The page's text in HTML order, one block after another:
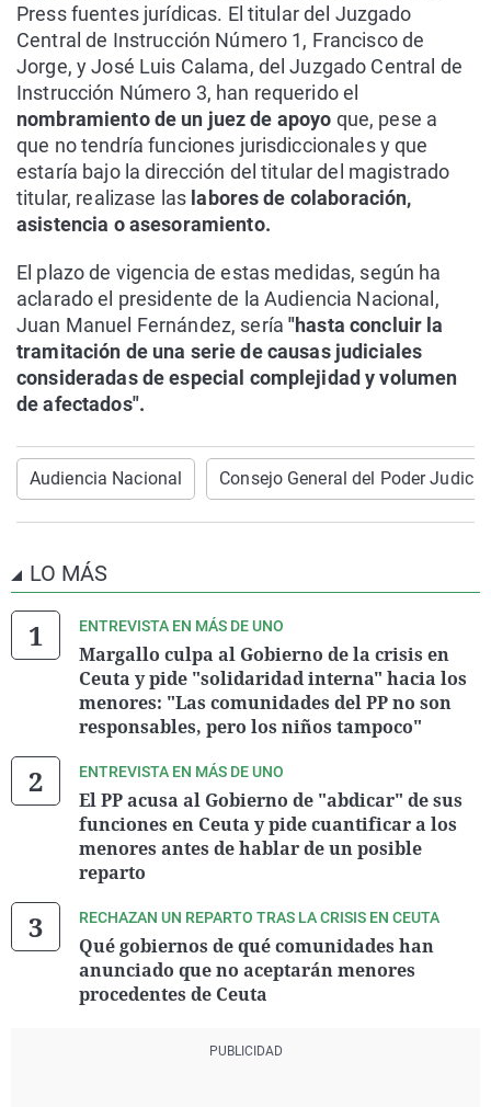
Press fuentes jurídicas. El titular del Juzgado
Central de Instrucción Número 1, Francisco de
Jorge, y José Luis Calama, del Juzgado Central de
Instrucción Número 3, han requerido el
nombramiento de un juez de apoyo que, pese a
que no tendría funciones jurisdiccionales y que
estaría bajo la dirección del titular del magistrado
titular, realizase las labores de colaboración,
asistencia o asesoramiento.
El plazo de vigencia de estas medidas, según ha
aclarado el presidente de la Audiencia Nacional,
Juan Manuel Fernández, sería"hasta concluir la
tramitación de una serie de causas judiciales
consideradas de especial complejidad y volumen
de afectados".
Audiencia Nacional Consejo General del Poder
LO MÁS
ENTREVISTA EN MÁS DE UNO
Margallo culpa al Gobierno de la crisis en
Ceuta y pide "solidaridad interna" hacia los
menores: "Las comunidades del PP no son
responsables, pero los niños tampoco"
ENTREVISTA EN MÁS DE UNO
El PP acusa al Gobierno de "abdicar" de sus
funciones en Ceuta y pide cuantificar a los
menores antes de hablar de un posible
reparto
RECHAZAN UN REPARTO TRAS LA CRISIS EN CEUTA
Qué gobiernos de qué comunidades han
anunciado que no aceptarán menores
procedentes de Ceuta